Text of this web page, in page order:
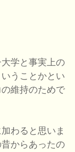
学と事実上の
うことかとい
維持のためで
わると思いま
からあったの